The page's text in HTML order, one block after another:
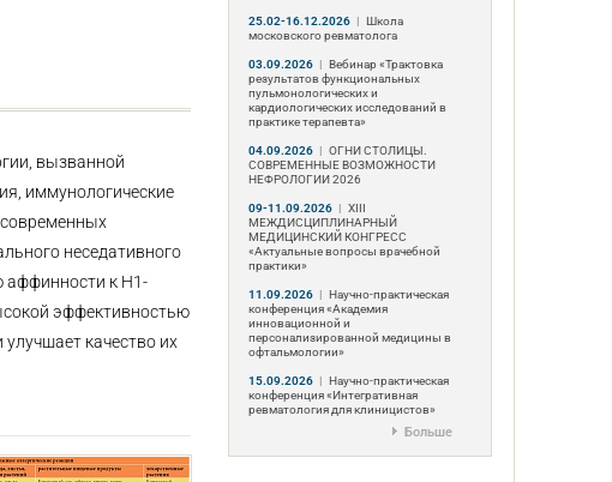
вызванной
иммунологические
неседативного
аффинности к Н1-
эффективностью
качество их
25.02-16.12.2026 | Школа
московского ревматолога
03.09.2026 | Вебинар «Трактовка
результатов функциональных
пульмонологических и
кардиологических исследований в
практике терапевта»
04.09.2026 | ОГНИ СТОЛИЦЫ.
СОВРЕМЕННЫЕ ВОЗМОЖНОСТИ
НЕФРОЛОГИИ 2026
09-11.09.2026 | ХIII
МЕЖДИСЦИПЛИНАРНЫЙ
МЕДИЦИНСКИЙ КОНГРЕСС
«Актуальные вопросы врачебной
практики»
11.09.2026 | Научно-практическая
конференция «Академия
инновационной и
персонализированной медицины в
офтальмологии»
15.09.2026 | Научно-практическая
конференция «Интегративная
ревматология для клиницистов»
Больше